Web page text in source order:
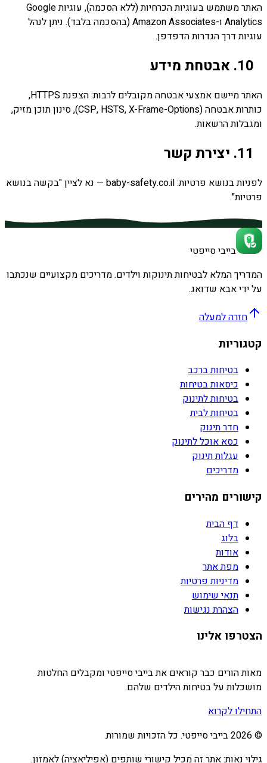
האתר משתמש בעוגיות הכרחיות (ללא הסכמה), עוגיות Google
Analytics ו-Amazon Associates (בהסכמה בלבד). ניתן לנהל
עוגיות דרך הגדרות הדפדפן.
10. אבטחת מידע
האתר מיישם אמצעי אבטחה מקובלים לרבות: הצפנת HTTPS,
כותרות אבטחה (CSP, HSTS, X-Frame-Options), סינון תוכן מזיק,
ומגבלות הרשאות.
11. יצירת קשר
לפניות בנושא פרטיות: baby-safety.co.il — נא לציין "בקשה בנושא
פרטיות".
בייבי סייפטי
המדריך המלא לבטיחות תינוקות וילדים. מדריכים מקצועיים שנכתבו
על ידי אבא שדואג.
חזרה למעלה
קטגוריות
בטיחות ברכב
כיסאות בטיחות
בטיחות לתינוק
בטיחות לבית
חדר תינוק
כסא אוכל לתינוק
עגלות תינוק
מדריכים
קישורים מהירים
דף הבית
בלוג
אודות
מפת אתר
מדיניות פרטיות
תנאי שימוש
הצהרת נגישות
הצטרפו אלינו
מאות הורים כבר קוראים את בייבי סייפטי ומקבלים החלטות
מושכלות על בטיחות הילדים שלהם.
התחילו לקרוא
©
2026בייבי סייפטי. כל הזכויות שמורות.
גילוי נאות: אתר זה מכיל קישורי שותפים (אפיליאציה) לאמזון.